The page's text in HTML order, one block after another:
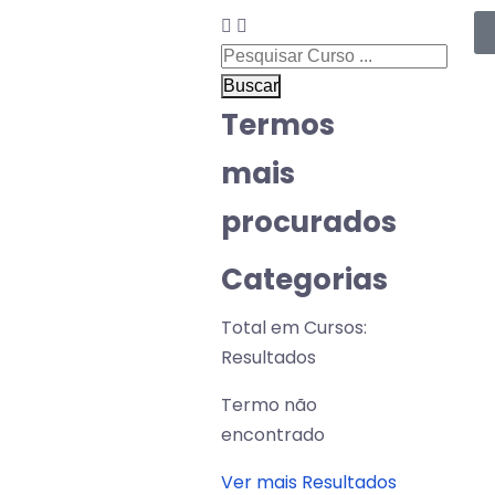
Buscar
Termos
mais
procurados
Categorias
Total em Cursos:
Resultados
Termo não
encontrado
Ver mais Resultados